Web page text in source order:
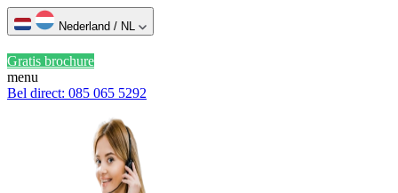
Nederland / NL
Gratis brochure
menu
Bel direct: 085 065 5292